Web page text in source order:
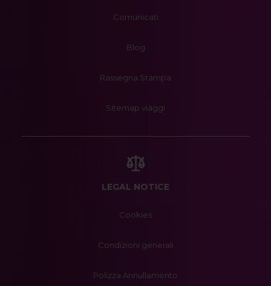
Comunicati
Blog
Rassegna Stampa
Sitemap viaggi
LEGAL NOTICE
Cookies
Condizioni generali
Polizza Annullamento